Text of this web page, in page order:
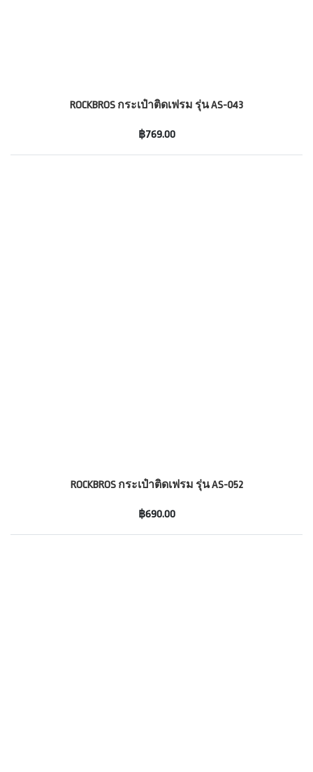
ROCKBROS กระเป๋าติดเฟรม รุ่น AS-043
฿769.00
ROCKBROS กระเป๋าติดเฟรม รุ่น AS-052
฿690.00